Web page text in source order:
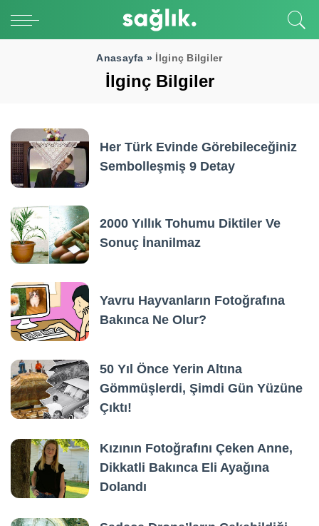
Anasayfa » İlginç Bilgiler
İlginç Bilgiler
Her Türk Evinde Görebileceğiniz
Sembolleşmiş 9 Detay
2000 Yıllık Tohumu Diktiler Ve
Sonuç İnanilmaz
Yavru Hayvanların Fotoğrafına
Bakınca Ne Olur?
50 Yıl Önce Yerin Altına
Gömmüşlerdi, Şimdi Gün Yüzüne
Çıktı!
Kızının Fotoğrafını Çeken Anne,
Dikkatli Bakınca Eli Ayağına
Dolandı